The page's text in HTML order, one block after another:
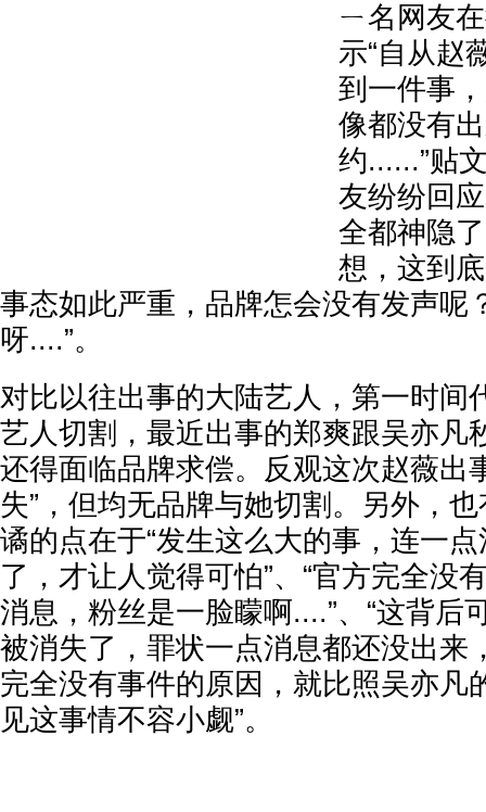
ㄧ名网友
示“自从赵
到一件事
像都没有
约......”贴
友纷纷回
全都神隐
想，这到
事态如此严重，品牌怎会没有发声呢
呀....”。
对比以往出事的大陆艺人，第一时间
艺人切割，最近出事的郑爽跟吴亦凡
还得面临品牌求偿。反观这次赵薇出
失”，但均无品牌与她切割。另外，
谲的点在于“发生这么大的事，连一
了，才让人觉得可怕”、“官方完全没
消息，粉丝是一脸矇啊....”、“这背后
被消失了，罪状一点消息都还没出来
完全没有事件的原因，就比照吴亦凡
见这事情不容小觑”。